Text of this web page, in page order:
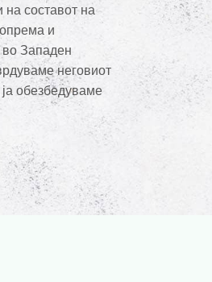
на составот на
и
во Западен
неговиот
обезбедуваме